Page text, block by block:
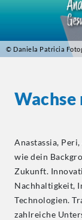
© Daniela Patricia
Wachse
Anastassia,
wie dein
Zukunft.
Nachhaltigkeit,
Technologien.
zahlreiche